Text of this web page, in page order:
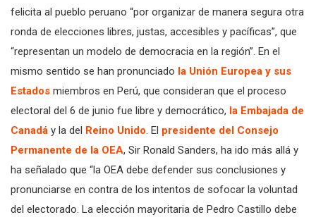
felicita al pueblo peruano “por organizar de manera segura otra
ronda de elecciones libres, justas, accesibles y pacíficas”, que
“representan un modelo de democracia en la región”. En el
mismo sentido se han pronunciado la Unión Europea y sus
Estados miembros en Perú, que consideran que el proceso
electoral del 6 de junio fue libre y democrático, la Embajada de
Canadá y la del Reino Unido. El presidente del Consejo
Permanente de la OEA, Sir Ronald Sanders, ha ido más allá y
ha señalado que “la OEA debe defender sus conclusiones y
pronunciarse en contra de los intentos de sofocar la voluntad
del electorado. La elección mayoritaria de Pedro Castillo debe